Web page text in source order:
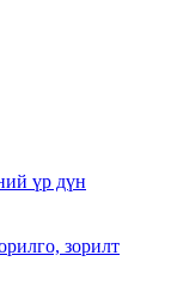
үр дүн
зорилт